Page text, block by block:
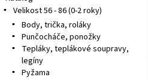
Velikost 56 - 86 (0-2 roky)
Body, trička, roláky
Punčocháče, ponožky
Tepláky, teplákové soupravy,
legíny
Pyžama